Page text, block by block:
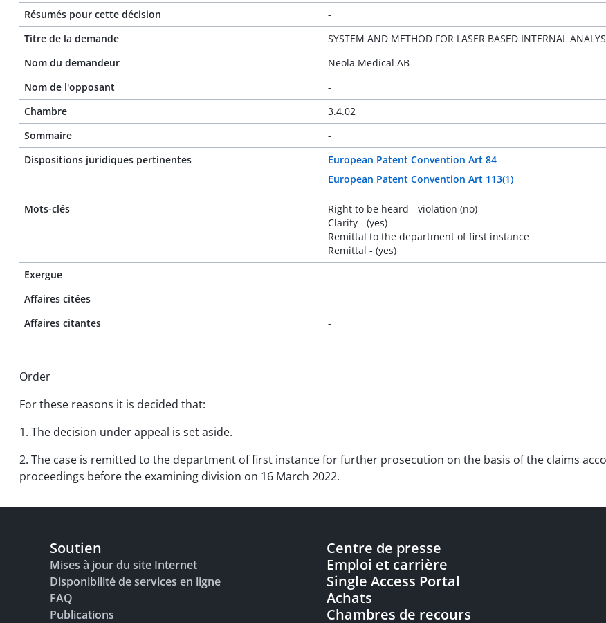
Résumés pour cette décision
-
Titre de la demande
SYSTEM AND METHOD FOR LASER BASED INTERNAL
Nom du demandeur
Neola Medical AB
Nom de l'opposant
-
Chambre
3.4.02
Sommaire
-
Dispositions juridiques pertinentes
European Patent Convention Art 84
European Patent Convention Art 113(1)
Mots-clés
Right to be heard - violation (no)
Clarity - (yes)
Remittal to the department of first instance
Remittal - (yes)
Exergue
-
Affaires citées
-
Affaires citantes
-
Order
For these reasons it is decided that:
1. The decision under appeal is set aside.
2. The case is remitted to the department of first instance for further prosecution on the basis of the claims
proceedings before the examining division on 16 March 2022.
Soutien
Mises à jour du site Internet
Disponibilité de services en ligne
FAQ
Publications
Centre de presse
Emploi et carrière
Single Access Portal
Achats
Chambres de recours